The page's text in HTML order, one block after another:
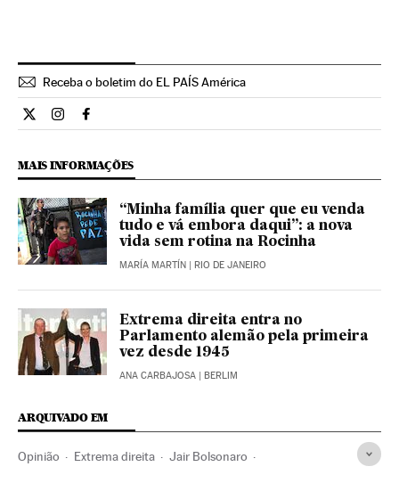
Receba o boletim do EL PAÍS América
Opiniao El País Brasil en Twitter
Opiniao El País Brasil en Instagram
Opiniao El País Brasil en Facebook
MAIS INFORMAÇÕES
“Minha família quer que eu venda
tudo e vá embora daqui”: a nova
vida sem rotina na Rocinha
MARÍA MARTÍN | RIO DE JANEIRO
Extrema direita entra no
Parlamento alemão pela primeira
vez desde 1945
ANA CARBAJOSA | BERLIM
ARQUIVADO EM
Opinião Extrema direita Jair Bolsonaro